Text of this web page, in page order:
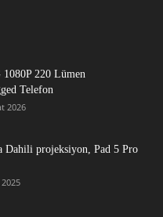
220 Lümen
Telefon
2026
Dahili projeksiyon, Pad 5 Pro